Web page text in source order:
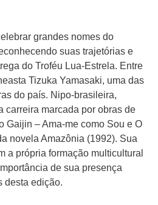
grandes nomes do
suas trajetórias e
do Troféu Lua-Estrela. Entre
Tizuka Yamasaki, uma das
do país. Nipo-brasileira,
carreira marcada por obras de
Gaijin – Ama-me como Sou e O
novela Amazônia (1992). Sua
a própria formação multicultural
de sua presença
desta edição.